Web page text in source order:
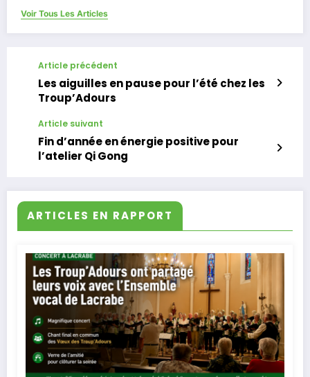
Voir Tous Les Articles
Article précédent
Les aiguilles en pause pour l’été chez les
Troup’Adours
Article suivant
Fin d’année en énergie positive pour
l’atelier Qi Gong
ARTICLES EN RAPPORT